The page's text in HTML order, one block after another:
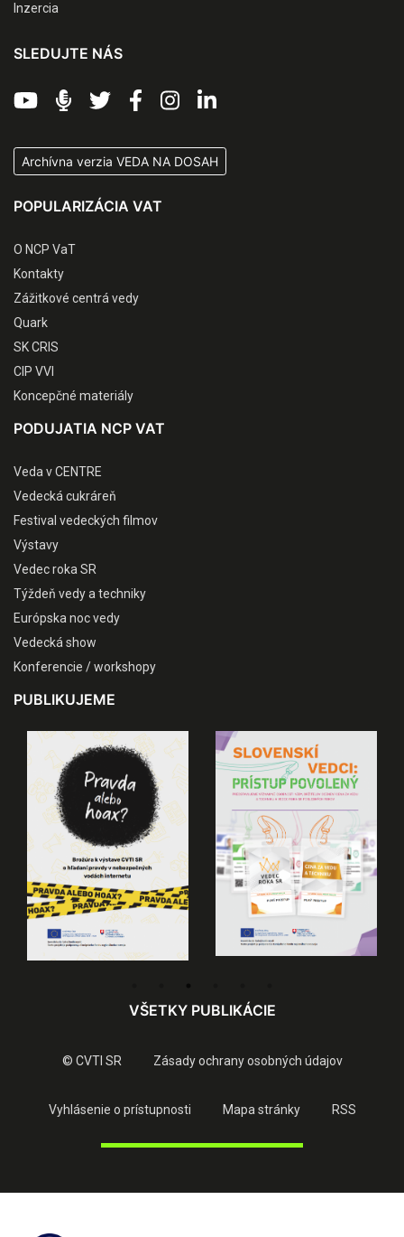
Inzercia
SLEDUJTE NÁS
Archívna verzia VEDA NA DOSAH
POPULARIZÁCIA VAT
O NCP VaT
Kontakty
Zážitkové centrá vedy
Quark
SK CRIS
CIP VVI
Koncepčné materiály
PODUJATIA NCP VAT
Veda v CENTRE
Vedecká cukráreň
Festival vedeckých filmov
Výstavy
Vedec roka SR
Týždeň vedy a techniky
Európska noc vedy
Vedecká show
Konferencie / workshopy
PUBLIKUJEME
VŠETKY PUBLIKÁCIE
© CVTI SR Zásady ochrany osobných údajov
Vyhlásenie o prístupnosti Mapa stránky RSS